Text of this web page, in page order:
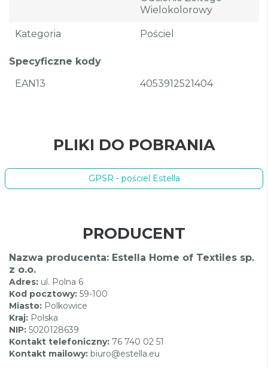
Wielokolorowy
Kategoria Pościel
Specyficzne kody
EAN13
4053912521404
PLIKI DO POBRANIA
GPSR - pościel Estella
PRODUCENT
Nazwa producenta: Estella Home of Textiles sp.
z o.o.
Adres: ul. Polna 6
Kod pocztowy: 59-100
Miasto: Polkowice
Kraj: Polska
NIP: 5020128639
Kontakt telefoniczny: 76 740 02 51
Kontakt mailowy: biuro@estella.eu